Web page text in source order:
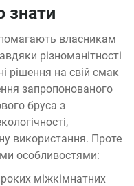
знати
власникам
різноманітності
рішення на свій смак
запропонованого
бруса з
використання. Проте
особливостями:
міжкімнатних